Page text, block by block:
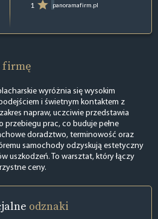
1 panoramafirm.pl
firmę
wyróżnia się wysokim
i świetnym kontaktem z
napraw, uczciwie przedstawia
przebiegu prac, co buduje pełne
doradztwo, terminowość oraz
samochody odzyskują estetyczny
uszkodzeń. To warsztat, który łączy
ceny.
odznaki